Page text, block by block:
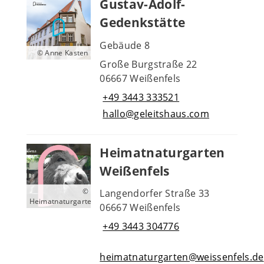
© Anne Kasten
Gustav-Adolf-
Gedenkstätte
Gebäude 8
Große Burgstraße 22
06667 Weißenfels
+49 3443 333521
hallo@geleitshaus.com
©
Heimatnaturgarten
Heimatnaturgarten
Weißenfels
Langendorfer Straße 33
06667 Weißenfels
+49 3443 304776
heimatnaturgarten@weissenfels.de